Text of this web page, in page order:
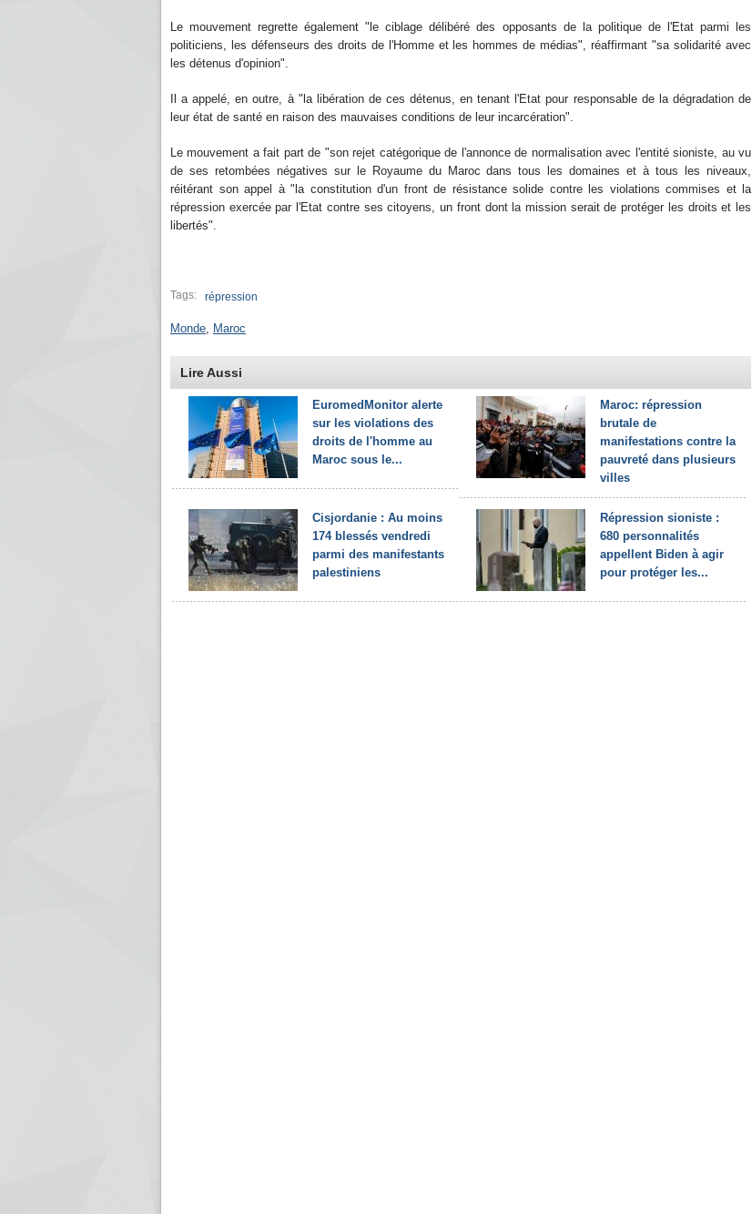
Le mouvement regrette également "le ciblage délibéré des opposants de la politique de l'Etat parmi les
politiciens, les défenseurs des droits de l'Homme et les hommes de médias", réaffirmant "sa solidarité avec
les détenus d'opinion".
Il a appelé, en outre, à "la libération de ces détenus, en tenant l'Etat pour responsable de la dégradation de
leur état de santé en raison des mauvaises conditions de leur incarcération".
Le mouvement a fait part de "son rejet catégorique de l'annonce de normalisation avec l'entité sioniste, au vu
de ses retombées négatives sur le Royaume du Maroc dans tous les domaines et à tous les niveaux,
réitérant son appel à "la constitution d'un front de résistance solide contre les violations commises et la
répression exercée par l'Etat contre ses citoyens, un front dont la mission serait de protéger les droits et les
libertés".
Tags: répression
Monde, Maroc
Lire Aussi
EuromedMonitor alerte
sur les violations des
droits de l'homme au
Maroc sous le...
Maroc: répression
brutale de
manifestations contre la
pauvreté dans plusieurs
villes
Cisjordanie : Au moins
174 blessés vendredi
parmi des manifestants
palestiniens
Répression sioniste :
680 personnalités
appellent Biden à agir
pour protéger les...